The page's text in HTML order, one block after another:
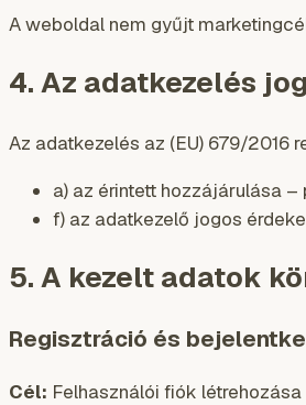
A weboldal nem gyűjt
4. Az adatkezelés
Az adatkezelés az (EU) 679/2016
a) az érintett hozzájárulása
f) az adatkezelő jogos
5. A kezelt adatok
Regisztráció és
Cél: Felhasználói fiók